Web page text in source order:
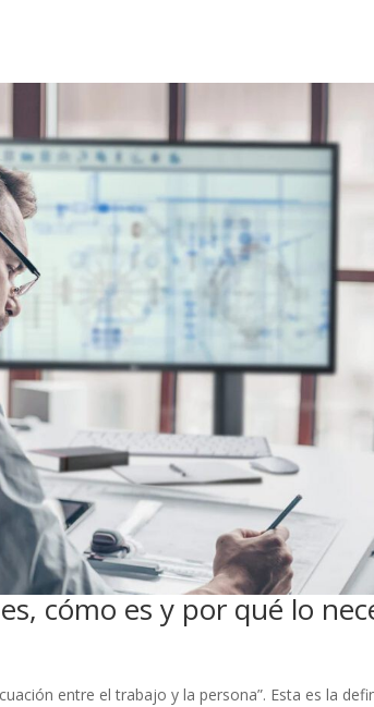
cómo es y por qué lo
entre el trabajo y la persona”. Esta es la